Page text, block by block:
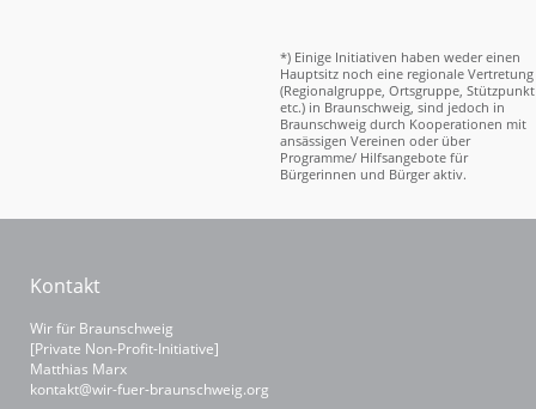
*) Einige Initiativen haben weder einen
Hauptsitz noch eine regionale Vertretung
(Regionalgruppe, Ortsgruppe, Stützpunkt
etc.) in Braunschweig, sind jedoch in
Braunschweig durch Kooperationen mit
ansässigen Vereinen oder über
Programme/ Hilfsangebote für
Bürgerinnen und Bürger aktiv.
Kontakt
Wir für Braunschweig
[Private Non-Profit-Initiative]
Matthias Marx
kontakt@wir-fuer-braunschweig.org